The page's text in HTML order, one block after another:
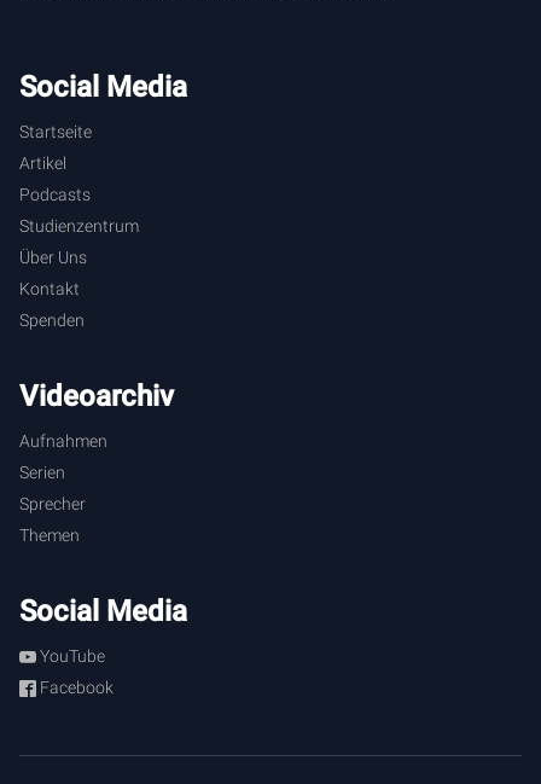
Social Media
Startseite
Artikel
Podcasts
Studienzentrum
Über Uns
Kontakt
Spenden
Videoarchiv
Aufnahmen
Serien
Sprecher
Themen
Social Media
YouTube
Facebook